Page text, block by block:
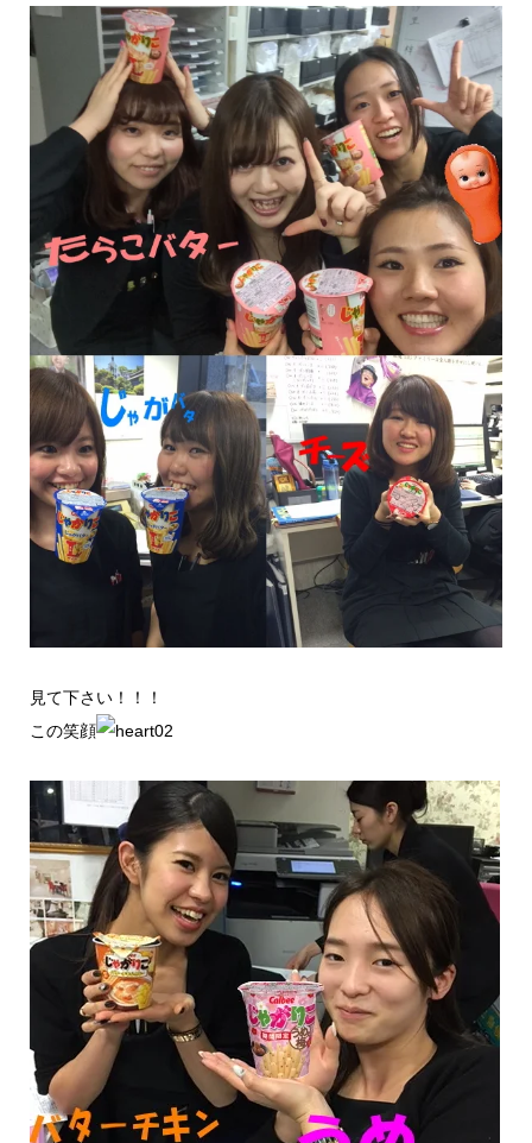
見て下さい！！！
この笑顔